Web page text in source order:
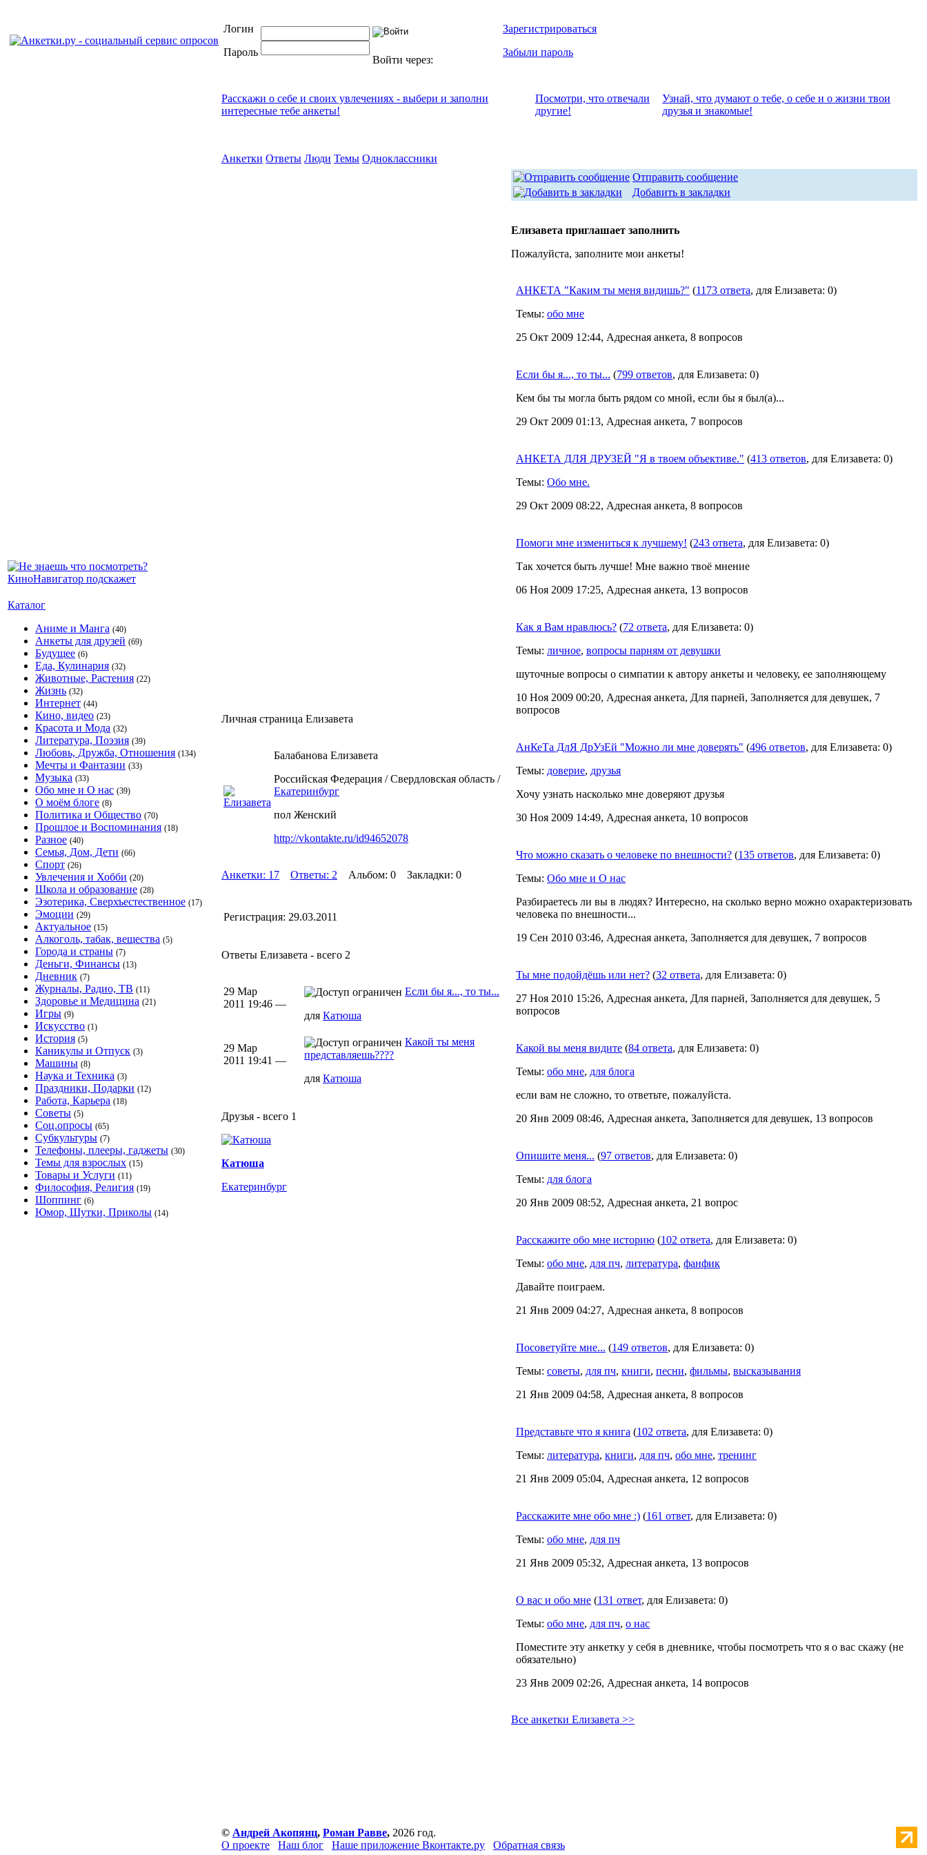
Логин
Пароль
Войти через:
Зарегистрироваться
Забыли пароль
Каталог
Аниме и Манга (40)
Анкеты для друзей (69)
Будущее (6)
Еда, Кулинария (32)
Животные, Растения (22)
Жизнь (32)
Интернет (44)
Кино, видео (23)
Красота и Мода (32)
Литература, Поэзия (39)
Любовь, Дружба, Отношения (134)
Мечты и Фантазии (33)
Музыка (33)
Обо мне и О нас (39)
О моём блоге (8)
Политика и Общество (70)
Прошлое и Воспоминания (18)
Разное (40)
Семья, Дом, Дети (66)
Спорт (26)
Увлечения и Хобби (20)
Школа и образование (28)
Эзотерика, Сверхъестественное (17)
Эмоции (29)
Актуальное (15)
Алкоголь, табак, вещества (5)
Города и страны (7)
Деньги, Финансы (13)
Дневник (7)
Журналы, Радио, ТВ (11)
Здоровье и Медицина (21)
Игры (9)
Искусство (1)
История (5)
Каникулы и Отпуск (3)
Машины (8)
Наука и Техника (3)
Праздники, Подарки (12)
Работа, Карьера (18)
Советы (5)
Соц.опросы (65)
Субкультуры (7)
Телефоны, плееры, гаджеты (30)
Темы для взрослых (15)
Товары и Услуги (11)
Философия, Религия (19)
Шоппинг (6)
Юмор, Шутки, Приколы (14)
Расскажи о себе и своих увлечениях - выбери и заполни
интересные тебе анкеты!
Посмотри, что отвeчали
другие!
Узнай, что думают о тебе, о себе и о жизни твои
друзья и знакомые!
Анкетки Ответы Люди Темы Одноклассники
Личная страница Елизавета
Балабанова Елизавета
Российская Федерация / Свердловская область /
Екатеринбург
пол Женский
http://vkontakte.ru/id94652078
Анкетки: 17 Ответы: 2 Альбом: 0 Закладки: 0
Регистрация: 29.03.2011
Ответы Елизавета - всего 2
29 Мар
2011 19:46 —
Если бы я..., то ты...
для Катюша
29 Мар
2011 19:41 —
Какой ты меня
представляешь????
для Катюша
Друзья - всего 1
Катюша
Екатеринбург
Отправить сообщение
Добавить в закладки
Елизавета приглашает заполнить
Пожалуйста, заполните мои анкеты!
АНКЕТА "Каким ты меня видишь?" (1173 ответа, для Елизавета: 0)
Темы: обо мне
25 Окт 2009 12:44, Адресная анкета, 8 вопросов
Если бы я..., то ты... (799 ответов, для Елизавета: 0)
Кем бы ты могла быть рядом со мной, если бы я был(а)...
29 Окт 2009 01:13, Адресная анкета, 7 вопросов
АНКЕТА ДЛЯ ДРУЗЕЙ "Я в твоем объективе." (413 ответов, для Елизавета: 0)
Темы: Обо мне.
29 Окт 2009 08:22, Адресная анкета, 8 вопросов
Помоги мне измениться к лучшему! (243 ответа, для Елизавета: 0)
Так хочется быть лучше! Мне важно твоё мнение
06 Ноя 2009 17:25, Адресная анкета, 13 вопросов
Как я Вам нравлюсь? (72 ответа, для Елизавета: 0)
Темы: личное, вопросы парням от девушки
шуточные вопросы о симпатии к автору анкеты и человеку, ее заполняющему
10 Ноя 2009 00:20, Адресная анкета, Для парней, Заполняется для девушек, 7
вопросов
АнКеТа ДлЯ ДрУзЕй "Можно ли мне доверять" (496 ответов, для Елизавета: 0)
Темы: доверие, друзья
Хочу узнать насколько мне доверяют друзья
30 Ноя 2009 14:49, Адресная анкета, 10 вопросов
Что можно сказать о человеке по внешности? (135 ответов, для Елизавета: 0)
Темы: Обо мне и О нас
Разбираетесь ли вы в людях? Интересно, на сколько верно можно охарактеризовать
человека по внешности...
19 Сен 2010 03:46, Адресная анкета, Заполняется для девушек, 7 вопросов
Ты мне подойдёшь или нет? (32 ответа, для Елизавета: 0)
27 Ноя 2010 15:26, Адресная анкета, Для парней, Заполняется для девушек, 5
вопросов
Какой вы меня видите (84 ответа, для Елизавета: 0)
Темы: обо мне, для блога
если вам не сложно, то ответьте, пожалуйста.
20 Янв 2009 08:46, Адресная анкета, Заполняется для девушек, 13 вопросов
Опишите меня... (97 ответов, для Елизавета: 0)
Темы: для блога
20 Янв 2009 08:52, Адресная анкета, 21 вопрос
Расскажите обо мне историю (102 ответа, для Елизавета: 0)
Темы: обо мне, для пч, литература, фанфик
Давайте поиграем.
21 Янв 2009 04:27, Адресная анкета, 8 вопросов
Посоветуйте мне... (149 ответов, для Елизавета: 0)
Темы: советы, для пч, книги, песни, фильмы, высказывания
21 Янв 2009 04:58, Адресная анкета, 8 вопросов
Представьте что я книга (102 ответа, для Елизавета: 0)
Темы: литература, книги, для пч, обо мне, тренинг
21 Янв 2009 05:04, Адресная анкета, 12 вопросов
Расскажите мне обо мне :) (161 ответ, для Елизавета: 0)
Темы: обо мне, для пч
21 Янв 2009 05:32, Адресная анкета, 13 вопросов
О вас и обо мне (131 ответ, для Елизавета: 0)
Темы: обо мне, для пч, о нас
Поместите эту анкетку у себя в дневнике, чтобы посмотреть что я о вас скажу (не
обязательно)
23 Янв 2009 02:26, Адресная анкета, 14 вопросов
Все анкетки Елизавета >>
© Андрей Акопянц, Роман Равве, 2026 год.
О проекте
Наш блог Наше приложение Вконтакте.ру Обратная связь